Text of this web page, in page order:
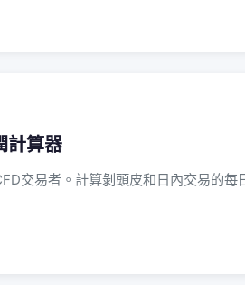
計算器
交易者。計算剝頭皮和日內交易的